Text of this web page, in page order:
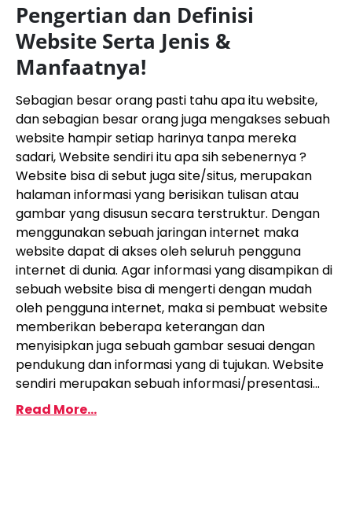
Pengertian dan Definisi
Website Serta Jenis &
Manfaatnya!
Sebagian besar orang pasti tahu apa itu website,
dan sebagian besar orang juga mengakses sebuah
website hampir setiap harinya tanpa mereka
sadari, Website sendiri itu apa sih sebenernya ?
Website bisa di sebut juga site/situs, merupakan
halaman informasi yang berisikan tulisan atau
gambar yang disusun secara terstruktur. Dengan
menggunakan sebuah jaringan internet maka
website dapat di akses oleh seluruh pengguna
internet di dunia. Agar informasi yang disampikan di
sebuah website bisa di mengerti dengan mudah
oleh pengguna internet, maka si pembuat website
memberikan beberapa keterangan dan
menyisipkan juga sebuah gambar sesuai dengan
pendukung dan informasi yang di tujukan. Website
sendiri merupakan sebuah informasi/presentasi...
Read More...